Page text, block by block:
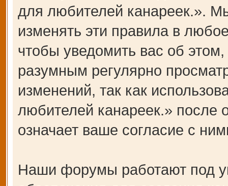
для любителей канареек.».
изменять эти правила в
чтобы уведомить вас об
разумным регулярно
изменений, так как
любителей канареек.» после
означает ваше согласие с
Наши форумы работают под